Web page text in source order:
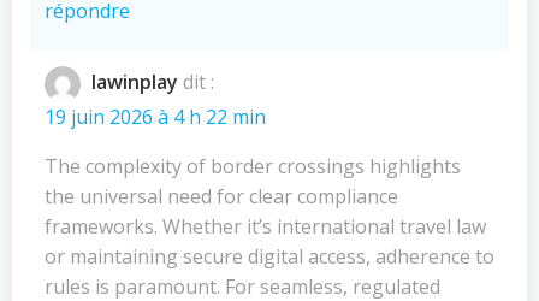
répondre
lawinplay dit :
19 juin 2026 à 4 h 22 min
The complexity of border crossings highlights
the universal need for clear compliance
frameworks. Whether it’s international travel law
or maintaining secure digital access, adherence to
rules is paramount. For seamless, regulated